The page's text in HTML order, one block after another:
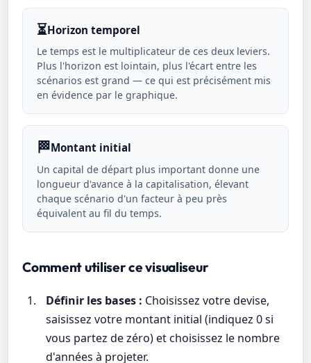
⏳Horizon temporel
Le temps est le multiplicateur de ces deux leviers.
Plus l'horizon est lointain, plus l'écart entre les
scénarios est grand — ce qui est précisément mis
en évidence par le graphique.
🏁Montant initial
Un capital de départ plus important donne une
longueur d'avance à la capitalisation, élevant
chaque scénario d'un facteur à peu près
équivalent au fil du temps.
Comment utiliser ce visualiseur
Définir les bases : Choisissez votre devise,
saisissez votre montant initial (indiquez 0 si
vous partez de zéro) et choisissez le nombre
d'années à projeter.